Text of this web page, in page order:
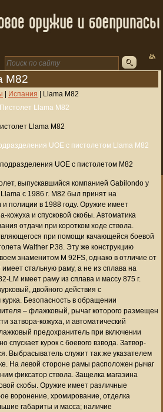
M82
| Испания | Llama M82
Llama M82
UOE с пистолетом M82
выпускавшийся компанией Gabilondo y
с 1986 г. M82 был принят на
полиции в 1988 году. Оружие имеет
кожуха и спусковой скобы. Автоматика
отдачи при коротком ходе ствола.
при помощи качающейся боевой
Walther P.38. Эту же конструкцию
знаменитом M 92FS, однако в отличие от
имеет стальную раму, а не из сплава на
LM имеет раму из сплава и массу 875 г.
двойного действия с
Безопасность в обращении
– флажковый, рычаг которого размещен
затвора-кожуха, и автоматический
предохранитель при включении
спускает курок с боевого взвода. Затвор-
Выбрасыватель служит так же указателем
На левой стороне рамы расположен рычаг
фиксатор ствола. Защелка магазина
скобы. Оружие имеет различные
воронение, хромирование, отделка
габариты и масса; наличие